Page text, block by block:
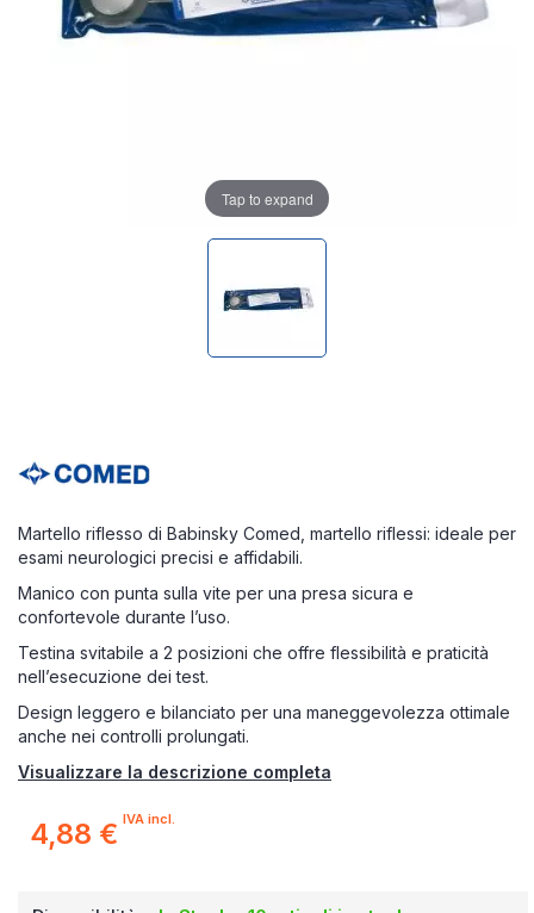
Martello riflesso di Babinsky Comed, martello riflessi: ideale per
esami neurologici precisi e affidabili.
Manico con punta sulla vite per una presa sicura e
confortevole durante l’uso.
Testina svitabile a 2 posizioni che offre flessibilità e praticità
nell’esecuzione dei test.
Design leggero e bilanciato per una maneggevolezza ottimale
anche nei controlli prolungati.
Visualizzare la descrizione completa
4,88 € IVA incl.
Tap to expand